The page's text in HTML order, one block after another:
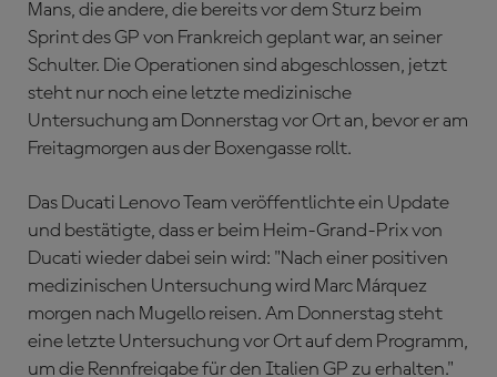
Mans, die andere, die bereits vor dem Sturz beim
Sprint des GP von Frankreich geplant war, an seiner
Schulter. Die Operationen sind abgeschlossen, jetzt
steht nur noch eine letzte medizinische
Untersuchung am Donnerstag vor Ort an, bevor er am
Freitagmorgen aus der Boxengasse rollt.
Das Ducati Lenovo Team veröffentlichte ein Update
und bestätigte, dass er beim Heim-Grand-Prix von
Ducati wieder dabei sein wird: "Nach einer positiven
medizinischen Untersuchung wird Marc Márquez
morgen nach Mugello reisen. Am Donnerstag steht
eine letzte Untersuchung vor Ort auf dem Programm,
um die Rennfreigabe für den Italien GP zu erhalten."